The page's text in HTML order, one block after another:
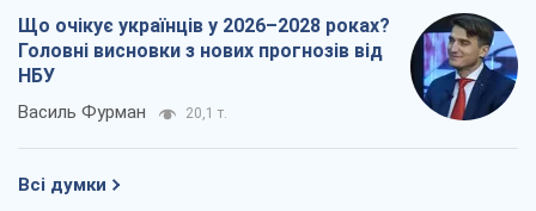
Що очікує українців у 2026–2028 роках?
Головні висновки з нових прогнозів від
НБУ
Василь Фурман 20,1 т.
Всі думки